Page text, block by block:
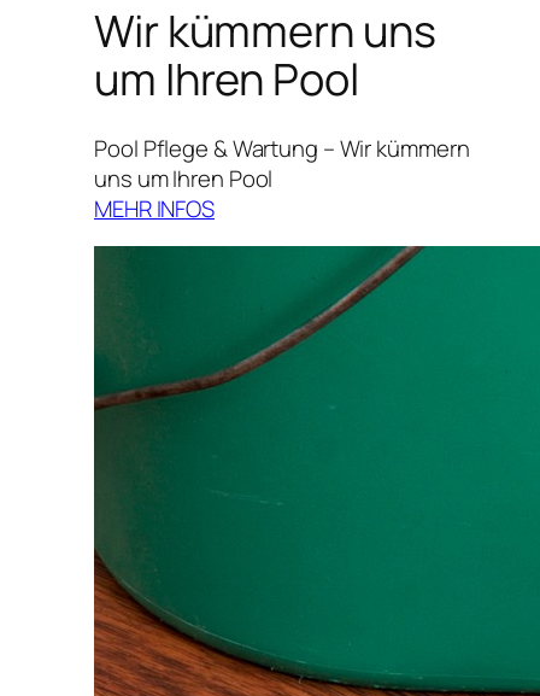
Wir kümmern uns
um Ihren Pool
Pool Pflege & Wartung – Wir kümmern
uns um Ihren Pool
MEHR INFOS